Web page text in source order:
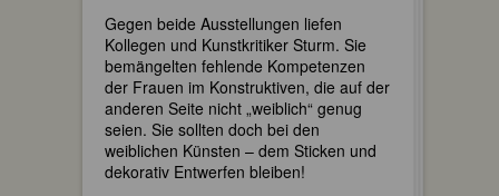
Gegen beide Ausstellungen liefen
Kollegen und Kunstkritiker Sturm. Sie
bemängelten fehlende Kompetenzen
der Frauen im Konstruktiven, die auf der
anderen Seite nicht „weiblich“ genug
seien. Sie sollten doch bei den
weiblichen Künsten – dem Sticken und
dekorativ Entwerfen bleiben!